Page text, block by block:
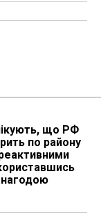
що РФ
по району
нагодою